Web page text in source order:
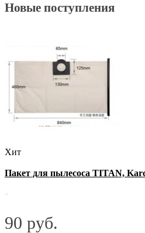
Новые поступления
Хит
Пакет для пылесоса TITAN,
90 руб.